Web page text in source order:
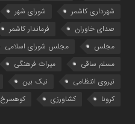
شهرداری کاشمر
شورای شهر
صدای خاوران
فرماندار کاشمر
مجلس
مجلس شورای اسلامی
مسلم ساقی
میراث فرهنگی
نیروی انتظامی
نیک بین
کرونا
کشاورزی کوهسرخ